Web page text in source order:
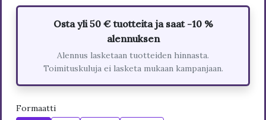
Osta yli 50 € tuotteita ja saat -10 %
alennuksen
Alennus lasketaan tuotteiden hinnasta.
Toimituskuluja ei lasketa mukaan kampanjaan.
Formaatti